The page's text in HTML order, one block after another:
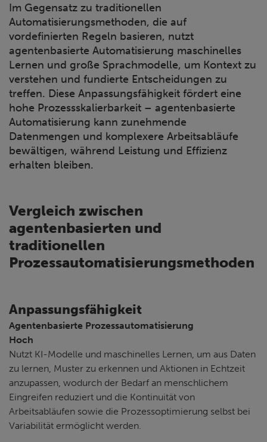
Im Gegensatz zu traditionellen
Automatisierungsmethoden, die auf
vordefinierten Regeln basieren, nutzt
agentenbasierte Automatisierung maschinelles
Lernen und große Sprachmodelle, um Kontext zu
verstehen und fundierte Entscheidungen zu
treffen. Diese Anpassungsfähigkeit fördert eine
hohe Prozessskalierbarkeit – agentenbasierte
Automatisierung kann zunehmende
Datenmengen und komplexere Arbeitsabläufe
bewältigen, während Leistung und Effizienz
erhalten bleiben.
Vergleich zwischen
agentenbasierten und
traditionellen
Prozessautomatisierungsmethoden
Anpassungsfähigkeit
Agentenbasierte Prozessautomatisierung
Hoch
Nutzt KI-Modelle und maschinelles Lernen, um aus Daten
zu lernen, Muster zu erkennen und Aktionen in Echtzeit
anzupassen, wodurch der Bedarf an menschlichem
Eingreifen reduziert und die Kontinuität von
Arbeitsabläufen sowie die Prozessoptimierung selbst bei
Variabilität ermöglicht werden.